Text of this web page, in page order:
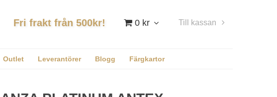
0 kr Till kassan
Fri frakt från 500kr!
Outlet Leverantörer Blogg Färgkartor